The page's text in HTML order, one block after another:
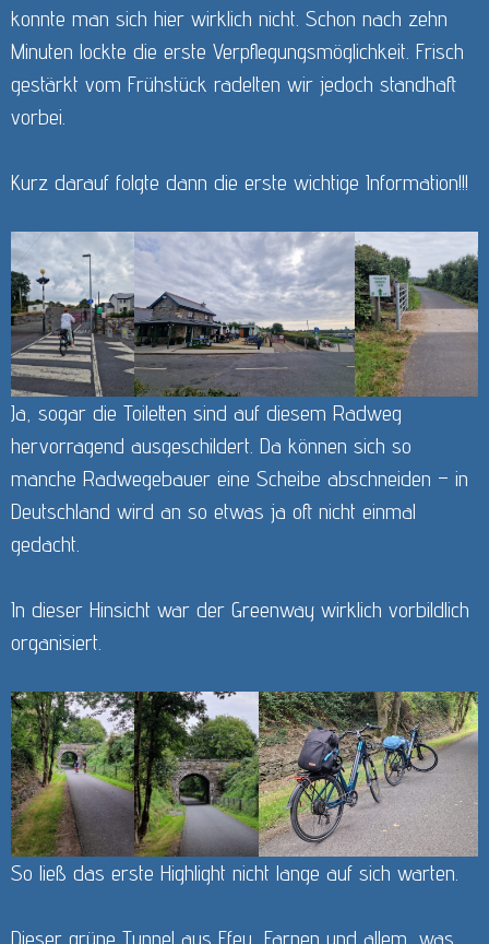
konnte man sich hier wirklich nicht. Schon nach zehn
Minuten lockte die erste Verpflegungsmöglichkeit. Frisch
gestärkt vom Frühstück radelten wir jedoch standhaft
vorbei.
Kurz darauf folgte dann die erste wichtige Information!!!
Ja, sogar die Toiletten sind auf diesem Radweg
hervorragend ausgeschildert. Da können sich so
manche Radwegebauer eine Scheibe abschneiden – in
Deutschland wird an so etwas ja oft nicht einmal
gedacht.
In dieser Hinsicht war der Greenway wirklich vorbildlich
organisiert.
So ließ das erste Highlight nicht lange auf sich warten.
Dieser grüne Tunnel aus Efeu, Farnen und allem, was